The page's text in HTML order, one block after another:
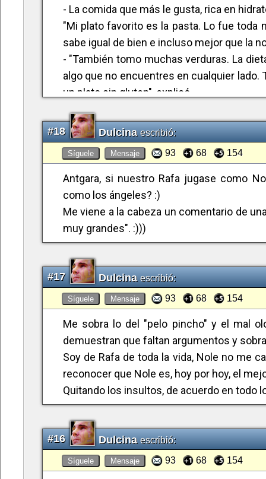
- La comida que más le gusta, rica en
"Mi plato favorito es la pasta. Lo fue toda
sabe igual de bien e incluso mejor que la
- "También tomo muchas verduras. La
algo que no encuentres en cualquier
un plato sin gluten", explicó.
- Djokovic aseguró que lo que más le
después de las comidas.
"Los primeros meses sentía que
creo que ustedes saben a lo que me
Pero no fue fácil".
Sinceramente creo que la dieta puede
la que sabe manejar, la Head Graphene
estar más ágil que un gamo, cuentan más.
Yo confío más en los plátanos canarios de
:)))
#18 Dulcinaescribió:
Síguele Mensaje 93 68 154
Antgara, si nuestro Rafa jugase como
como los ángeles? :)
Me viene a la cabeza un comentario de
muy grandes". :)))
#17 Dulcinaescribió:
Síguele Mensaje 93 68 154
Me sobra lo del "pelo pincho" y el mal
demuestran que faltan argumentos y
Soy de Rafa de toda la vida, Nole no me
reconocer que Nole es, hoy por hoy, el
Quitando los insultos, de acuerdo en todo
#16 Dulcinaescribió:
Síguele Mensaje 93 68 154